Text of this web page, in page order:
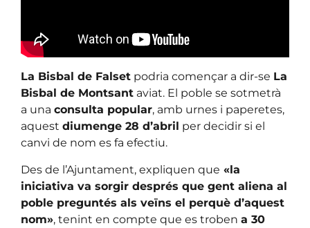
La Bisbal de Falset podria començar a dir-se La
Bisbal de Montsant aviat. El poble se sotmetrà
a una consulta popular, amb urnes i paperetes,
aquest diumenge 28 d’abril per decidir si el
canvi de nom es fa efectiu.
Des de l’Ajuntament, expliquen que «la
iniciativa va sorgir després que gent aliena al
poble preguntés als veïns el perquè d’aquest
nom», tenint en compte que es troben a 30